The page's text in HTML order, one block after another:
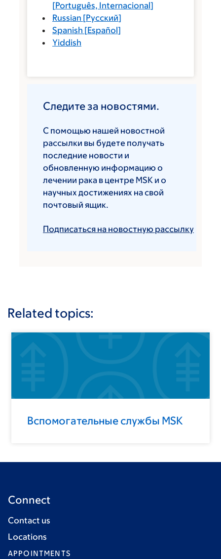
[Português, Internacional]
Russian [Русский]
Spanish [Español]
Yiddish
Следите за новостями.
С помощью нашей новостной
рассылки вы будете получать
последние новости и
обновленную информацию о
лечении рака в центре MSK и о
научных достижениях на свой
почтовый ящик.
Подписаться на новостную рассылку
Related topics:
Вспомогательные службы MSK
Connect
Contact us
Locations
APPOINTMENTS